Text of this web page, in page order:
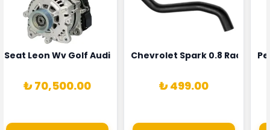
Sensörü Bosch Marka 1628HN-0258010081
Seat Leon Wv Golf Audi A3 Şarj Alternatörü Valeo Marka
₺ 70,500.00
Chevrolet Spark 0.8 Radyatör
₺ 499.00